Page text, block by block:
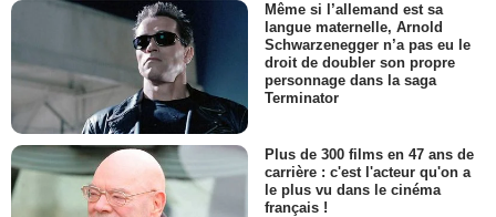
Même si l’allemand est sa
langue maternelle, Arnold
Schwarzenegger n’a pas eu le
droit de doubler son propre
personnage dans la saga
Terminator
Plus de 300 films en 47 ans de
carrière : c'est l'acteur qu'on a
le plus vu dans le cinéma
français !